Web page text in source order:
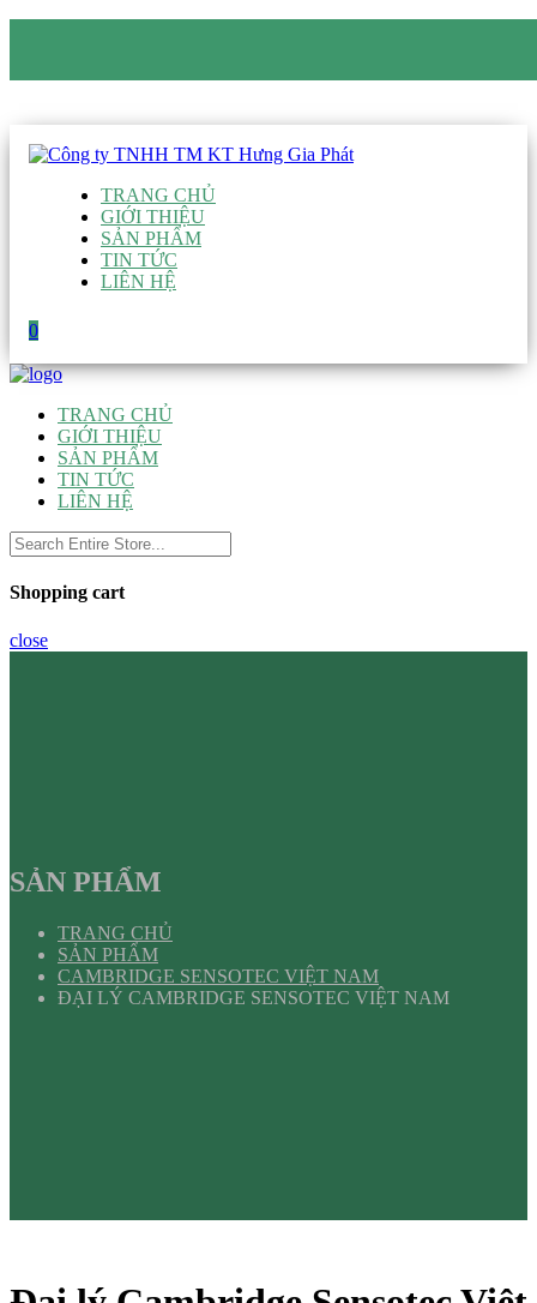
TRANG CHỦ
GIỚI THIỆU
SẢN PHẨM
TIN TỨC
LIÊN HỆ
0
TRANG CHỦ
GIỚI THIỆU
SẢN PHẨM
TIN TỨC
LIÊN HỆ
Shopping cart
close
SẢN PHẨM
TRANG CHỦ
SẢN PHẨM
CAMBRIDGE SENSOTEC VIỆT NAM
ĐẠI LÝ CAMBRIDGE SENSOTEC VIỆT NAM